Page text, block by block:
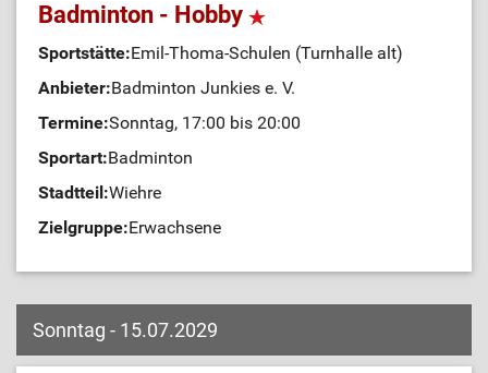
Badminton - Hobby
Sportstätte:Emil-Thoma-Schulen (Turnhalle alt)
Anbieter:Badminton Junkies e. V.
Termine:Sonntag, 17:00 bis 20:00
Sportart:Badminton
Stadtteil:Wiehre
Zielgruppe:Erwachsene
Sonntag - 15.07.2029